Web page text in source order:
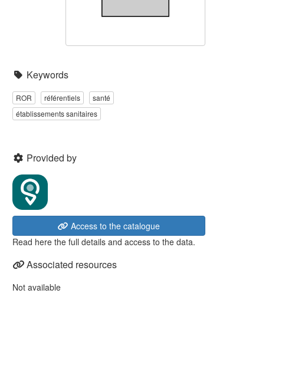
Keywords
ROR référentiels
santé
établissements sanitaires
Provided by
Access to the catalogue
Read here the full details and access to the data.
Associated resources
Not available